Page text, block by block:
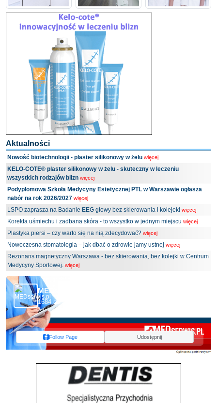
Aktualności
Nowość biotechnologii - plaster silikonowy w żelu więcej
KELO-COTE® plaster silikonowy w żelu - skuteczny w leczeniu
wszystkich rodzajów blizn więcej
Podyplomowa Szkoła Medycyny Estetycznej PTL w Warszawie ogłasza
nabór na rok 2026/2027 więcej
LSPO zaprasza na Badanie EEG głowy bez skierowania i kolejek! więcej
Korekta uśmiechu i zadbana skóra - to wszystko w jednym miejscu więcej
Plastyka piersi – czy warto się na nią zdecydować? więcej
Nowoczesna stomatologia – jak dbać o zdrowie jamy ustnej więcej
Rezonans magnetyczny Warszawa - bez skierowania, bez kolejki w Centrum
Medycyny Sportowej. więcej
MEDserwis.pl - Ogólnopolski Portal Medyczny
1684 obserwujących
Follow Page Udostępnij